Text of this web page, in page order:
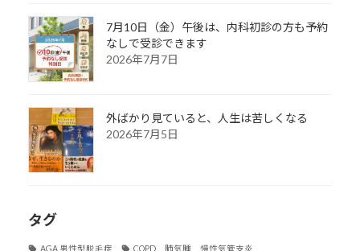
7月10日（金）午後は、内科初診の方も予約
なしで受診できます
2026年7月7日
外ばかり見ていると、人生は苦しくなる
2026年7月5日
タグ
AGA 男性型脱毛症 COPD 肺気腫 慢性気管支炎